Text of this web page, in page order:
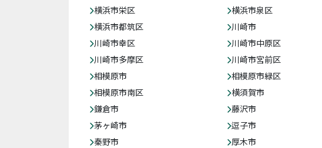
横浜市栄区
横浜市泉区
横浜市都筑区
川崎市
川崎市幸区
川崎市中原区
川崎市多摩区
川崎市宮前区
相模原市
相模原市緑区
相模原市南区
横須賀市
鎌倉市
藤沢市
茅ヶ崎市
逗子市
秦野市
厚木市